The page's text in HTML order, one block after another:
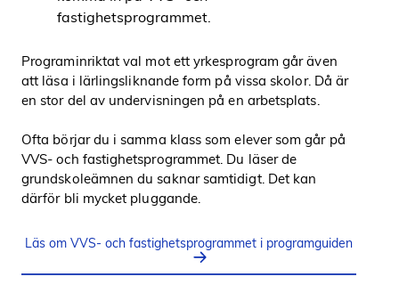
fastighetsprogrammet.
Programinriktat val mot ett yrkesprogram går även
att läsa i lärlingsliknande form på vissa skolor. Då är
en stor del av undervisningen på en arbetsplats.
Ofta börjar du i samma klass som elever som går på
VVS- och fastighetsprogrammet. Du läser de
grundskoleämnen du saknar samtidigt. Det kan
därför bli mycket pluggande.
Läs om VVS- och fastighetsprogrammet i programguiden